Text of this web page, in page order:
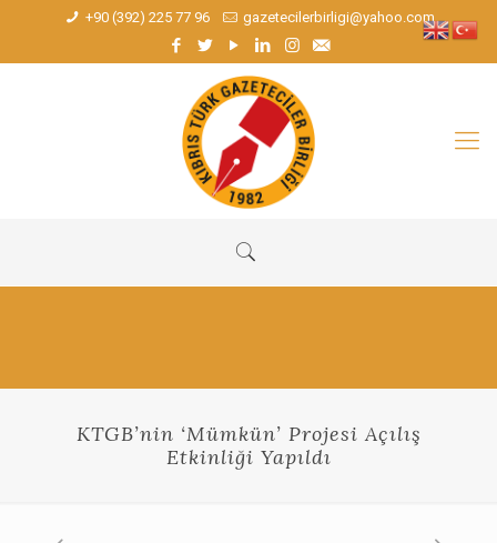
+90 (392) 225 77 96 gazetecilerbirligi@yahoo.com
KTGB’nin ‘Mümkün’ Projesi Açılış
Etkinliği Yapıldı